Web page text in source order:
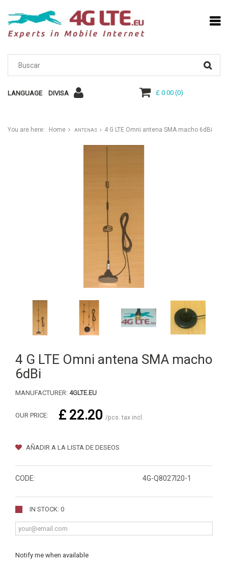
LANGUAGE DIVISA £ 0.00(0)
You are here: Home ANTENAS 4 G LTE Omni antena SMA macho 6dBi
4 G LTE Omni antena SMA macho
6dBi
MANUFACTURER: 4GLTE.EU
OUR PRICE: £ 22.20 /pcs. tax incl.
AÑADIR A LA LISTA DE DESEOS
CODE: 4G-Q8027I20-1
IN STOCK: 0
Notify me when available